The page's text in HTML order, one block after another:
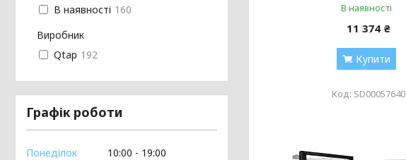
В наявності
11 374 ₴
Купити
SD00057640
В наявності 160
Виробник
Qtap 192
Графік роботи
Понеділок 10:00
19:00